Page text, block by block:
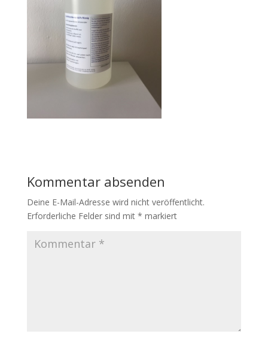
Kommentar absenden
Deine E-Mail-Adresse wird nicht veröffentlicht.
Erforderliche Felder sind mit * markiert